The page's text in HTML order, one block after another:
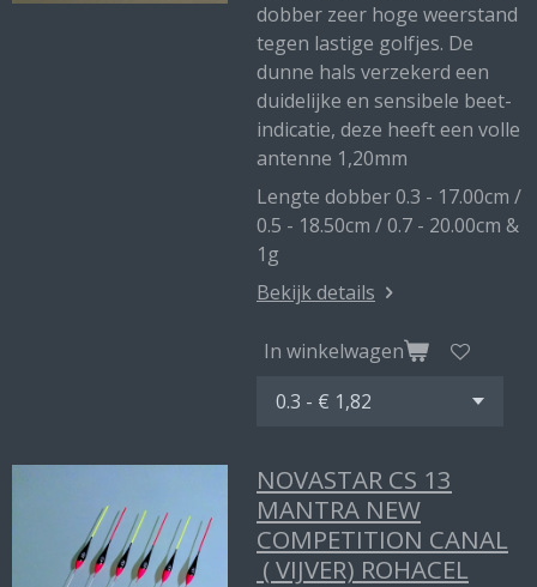
dobber zeer hoge weerstand
tegen lastige golfjes. De
dunne hals verzekerd een
duidelijke en sensibele beet-
indicatie, deze heeft een volle
antenne 1,20mm
Lengte dobber 0.3 - 17.00cm /
0.5 - 18.50cm / 0.7 - 20.00cm &
1g
Bekijk details
In winkelwagen
NOVASTAR CS 13
MANTRA NEW
COMPETITION CANAL
( VIJVER) ROHACEL